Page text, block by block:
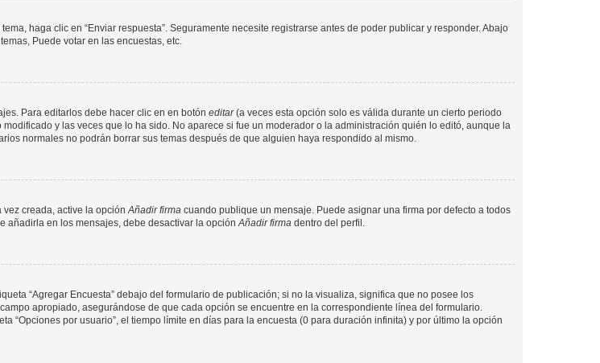
haga clic en “Enviar respuesta”. Seguramente necesite registrarse antes de poder publicar y responder. Abajo
Puede votar en las encuestas, etc.
Para editarlos debe hacer clic en en botón editar(a veces esta opción solo es válida durante un cierto periodo
y las veces que lo ha sido. No aparece si fue un moderador o la administración quién lo editó, aunque la
normales no podrán borrar sus temas después de que alguien haya respondido al mismo.
vez creada, active la opciónAñadir firma cuando publique un mensaje. Puede asignar una firma por defecto a todos
añadirla en los mensajes, debe desactivar la opciónAñadir firma dentro del perfil.
“Agregar Encuesta” debajo del formulario de publicación; si no la visualiza, significa que no posee los
apropiado, asegurándose de que cada opción se encuentre en la correspondiente línea del formulario.
“Opciones por usuario”, el tiempo límite en días para la encuesta (0 para duración infinita) y por último la opción